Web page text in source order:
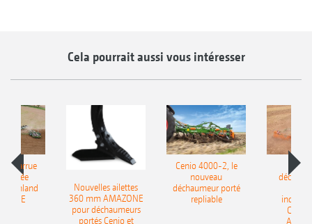
Cela pourrait aussi vous intéresser
charrue
portée
Onland
Nouvelles ailettes
360 mm AMAZONE
pour déchaumeurs
portés Cenio et
Cenio 4000-2, le
nouveau
déchaumeur porté
repliable